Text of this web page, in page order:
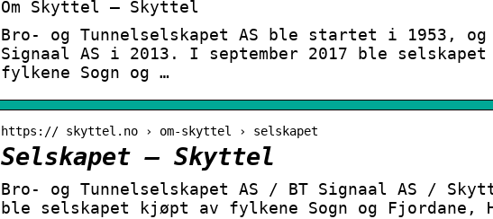
Om Skyttel – Skyttel
Bro- og Tunnelselskapet AS ble startet i 1953,
Signaal AS i 2013. I september 2017 ble
fylkene Sogn og …
https:// skyttel.no › om-skyttel › selskapet
Selskapet – Skyttel
Bro- og Tunnelselskapet AS / BT Signaal AS /
ble selskapet kjøpt av fylkene Sogn og Fjordane,